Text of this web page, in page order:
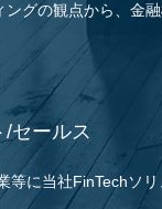
ングの観点から、金
/セールス
等に当社FinTechソ